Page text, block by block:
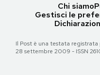
Chi siamo
Gestisci le
Il Post è una testata registrata
28 settembre 2009 - ISSN